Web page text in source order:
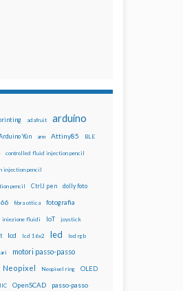
adafruit arduino
Yún arm Attiny85 BLE
controlled fluid injection pencil
injection pencil
pencil CtrlJ pen dolly foto
fibra ottica fotografia
iniezione fluidi IoT joystick
lcd lcd 16x2 led led rgb
motori passo-passo
Neopixel Neopixel ring OLED
OpenSCAD passo-passo